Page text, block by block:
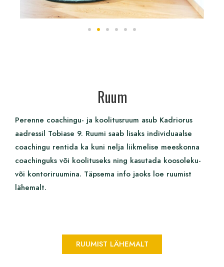
Ruum
Perenne coachingu- ja koolitusruum asub Kadriorus
aadressil Tobiase 9. Ruumi saab lisaks individuaalse
coachingu rentida ka kuni nelja liikmelise meeskonna
coachinguks või koolituseks ning kasutada koosoleku-
või kontoriruumina. Täpsema info jaoks loe ruumist
lähemalt.
RUUMIST LÄHEMALT